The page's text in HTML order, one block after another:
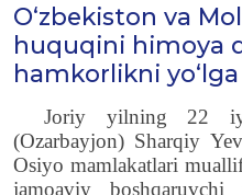
O‘zbekiston va
huquqini himoya
hamkorlikni yo‘lga
Joriy yilning 22
(Ozarbayjon) Sharqiy
Osiyo mamlakatlari
jamoaviy boshqaruvchi